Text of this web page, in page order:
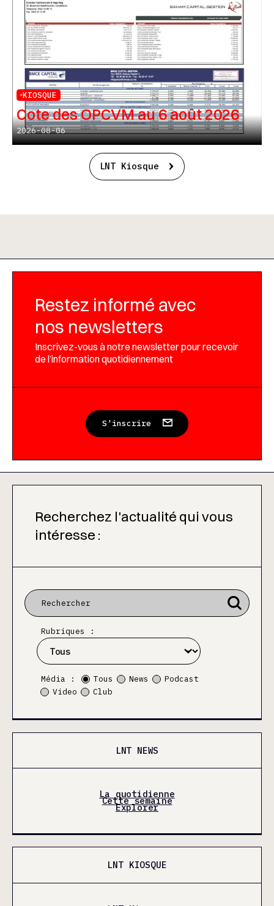
KIOSQUE
Cote des OPCVM au 6 août 2026
2026-08-06
LNT Kiosque
Restez informé avec
nos newsletters
Inscrivez-vous à notre newsletter pour recevoir
de l’information quotidiennement
S'inscrire
Recherchez l'actualité qui vous
intéresse :
Rubriques :
Média : Tous News
Podcast
Video
Club
LNT NEWS
La quotidienne
Cette semaine
Explorer
LNT KIOSQUE